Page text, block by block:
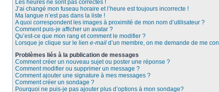
Les heures ne sont pas correctes !
J’ai changé mon fuseau horaire et l’heure est toujours incorrecte !
Ma langue n’est pas dans la liste !
A quoi correspondent les images à proximité de mon nom d’utilisateur ?
Comment puis-je afficher un avatar ?
Qu’est-ce que mon rang et comment le modifier ?
Lorsque je clique sur le lien e-mail d’un membre, on me demande de me
Problèmes liés à la publication de messages
Comment créer un nouveau sujet ou poster une réponse ?
Comment modifier ou supprimer un message ?
Comment ajouter une signature à mes messages ?
Comment créer un sondage ?
Pourquoi ne puis-je pas ajouter plus d’options à mon sondage?